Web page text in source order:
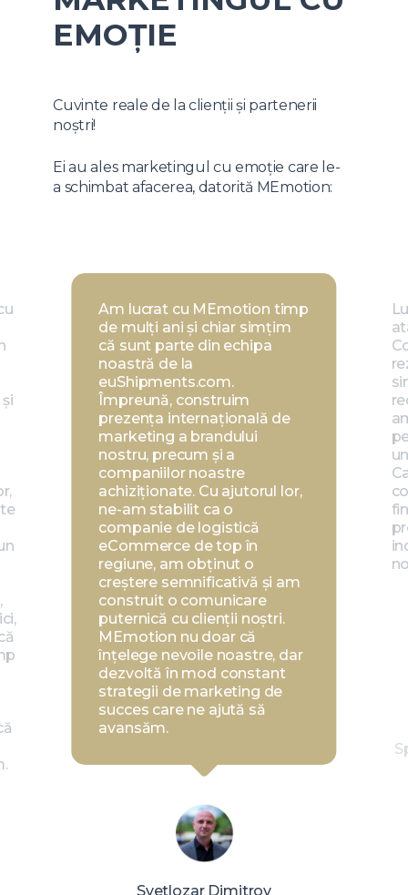
EMOȚIE
Cuvinte reale de la clienții și partenerii
noștri!
Ei au ales marketingul cu emoție care le-
a schimbat afacerea, datorită MEmotion:
Am lucrat cu MEmotion timp
de mulți ani și chiar simțim
că sunt parte din echipa
noastră de la
euShipments.com.
Împreună, construim
prezența internațională de
marketing a brandului
nostru, precum și a
companiilor noastre
achiziționate. Cu ajutorul lor,
ne-am stabilit ca o
companie de logistică
eCommerce de top în
regiune, am obținut o
creștere semnificativă și am
construit o comunicare
puternică cu clienții noștri.
MEmotion nu doar că
înțelege nevoile noastre, dar
dezvoltă în mod constant
strategii de marketing de
succes care ne ajută să
avansăm.
Svetlozar Dimitrov